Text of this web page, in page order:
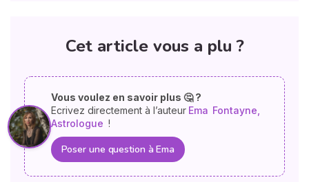
Cet article vous a plu ?
Vous voulez en savoir plus 🤔 ?
Ecrivez directement à l’auteur Ema Fontayne,
Astrologue !
Poser une question à Ema